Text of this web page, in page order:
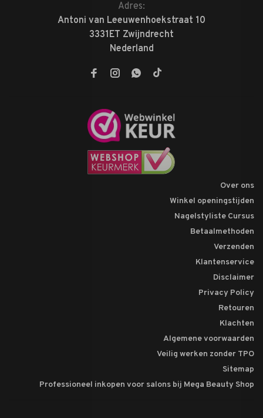
Adres:
Antoni van Leeuwenhoekstraat 10
3331ET Zwijndrecht
Nederland
Over ons
Winkel openingstijden
Nagelstyliste Cursus
Betaalmethoden
Verzenden
Klantenservice
Disclaimer
Privacy Policy
Retouren
Klachten
Algemene voorwaarden
Veilig werken zonder TPO
Sitemap
Professioneel inkopen voor salons bij Mega Beauty Shop